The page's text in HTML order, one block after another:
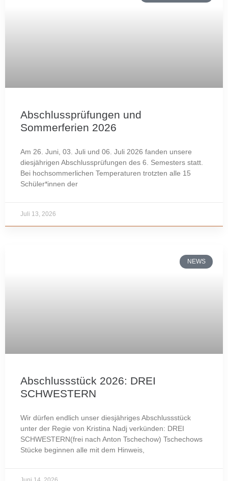
Abschlussprüfungen und
Sommerferien 2026
Am 26. Juni, 03. Juli und 06. Juli 2026 fanden unsere
diesjährigen Abschlussprüfungen des 6. Semesters statt.
Bei hochsommerlichen Temperaturen trotzten alle 15
Schüler*innen der
Juli 13, 2026
NEWS
Abschlussstück 2026: DREI
SCHWESTERN
Wir dürfen endlich unser diesjähriges Abschlussstück
unter der Regie von Kristina Nadj verkünden: DREI
SCHWESTERN(frei nach Anton Tschechow) Tschechows
Stücke beginnen alle mit dem Hinweis,